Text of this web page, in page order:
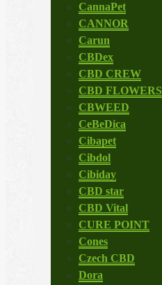
CannaPet
CANNOR
Carun
CBDex
CBD CREW
CBD FLOWERS
CBWEED
CeBeDica
Cibapet
Cibdol
Cibiday
CBD star
CBD Vital
CURE POINT
Cones
Czech CBD
Dora